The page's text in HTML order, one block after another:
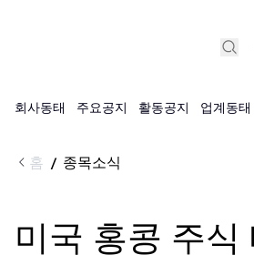
회사동태 주요공지 활동공지 업계동태
홈 / 종목소식
미국 홍콩 주식